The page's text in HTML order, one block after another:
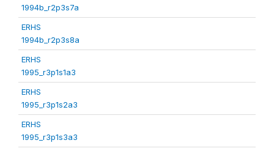
1994b_r2p3s7a
ERHS
1994b_r2p3s8a
ERHS
1995_r3p1s1a3
ERHS
1995_r3p1s2a3
ERHS
1995_r3p1s3a3